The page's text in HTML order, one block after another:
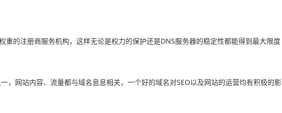
重的注册商服务机构，这样无论是权力的保护还是DNS服务器的稳定性都能得到最大限度
，网站内容、流量都与域名息息相关，一个好的域名对SEO以及网站的运营均有积极的影